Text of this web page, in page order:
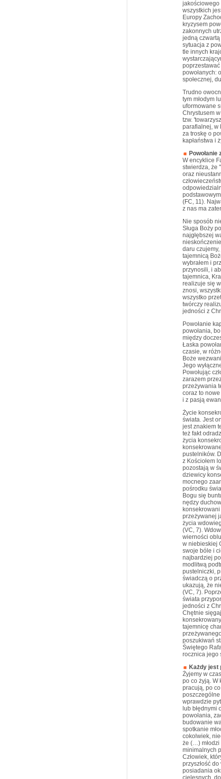
jakościowego
wszystkich
Europy
kryzysem
zakonnych
jedną
sytuacja z
tle innych
powołanych:
społecznej,
Trudno
tym młodym
uformowane
Chrystusem
tzw.
parafialnej, w
za troskę o
kapłaństwa i
Powołanie
W encyklice
stwierdza, że
oraz
(FC, 11).
z nas ma
Nie sposób
Sługa Boży
najgłębszej
daru
tajemnicą
wybrałem i
przynosili, i
tajemnica,
realizuje się
znosi,
wszystko
twórczy
jedności z
Powołanie
powołania,
między
Łaska
czasie, w
Boże
Jego
Powołując
zarazem
przeżywania
coraz to
i z pasją
Życie
świata. Jest
jest znakiem
też fakt
życia
pustelników.
z Kościołem
pozostają w
dziewicy
mocnego
pośrodku
Bogu się
nędzy
przeżywanej
życia
(VC, 7).
wierności
w niebieskiej
swoje bóle i
najbardziej
modlitwą
pustelniczki,
świadczą o
ukazują, że
(VC, 7).
świata
jedności z
Chętnie
tajemnicę
poszukiwań
Świętego
rocznica jego
Każdy jest
Żyjemy w
po co żyją. W
pracują, po
poszczególne
wprawdzie
lub błędnymi
powołania,
budowanie
spotkanie
cokolwiek,
że (…)
minimalnych
Człowiek,
przyszłość
posiadania
cielesnych,